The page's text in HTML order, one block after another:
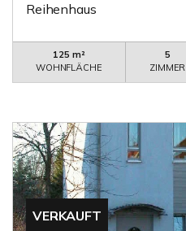
Reihenhaus
125 m²
WOHNFLÄCHE
5
ZIMMER
VERKAUFT